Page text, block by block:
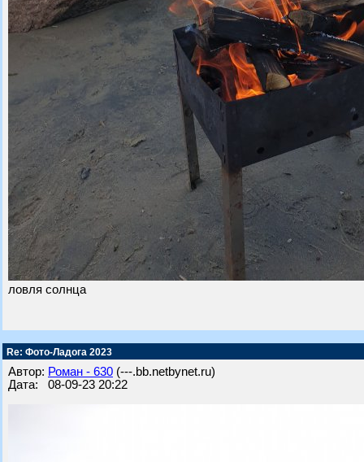
ловля солнца
Re: Фото-Ладога 2023
Автор: Роман - 630 (---.bb.netbynet.ru)
Дата: 08-09-23 20:22